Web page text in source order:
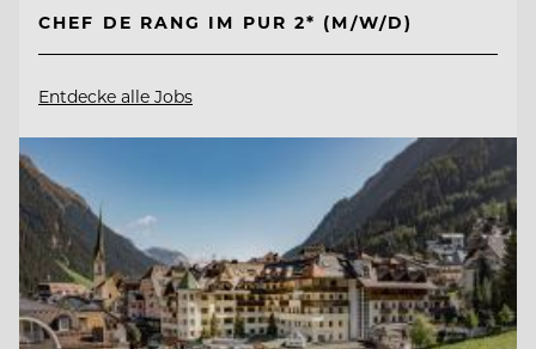
CHEF DE RANG IM PUR 2* (M/W/D)
Entdecke alle Jobs